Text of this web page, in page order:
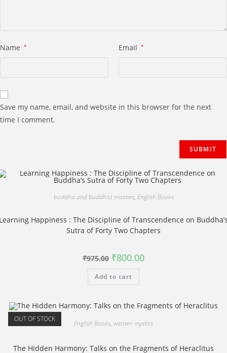
Name * Email *
Save my name, email, and website in this browser for the next
time I comment.
buddha and buddhist masters, English Books
Happiness : The Discipline of Transcendence on
Sutra of Forty Two Chapters
₹975.00 Original
price
₹975.00.
₹800.00Current
Add to cart
OUT OF STOCK English Books, western mystics
The Hidden Harmony: Talks on the Fragments of Heraclitus